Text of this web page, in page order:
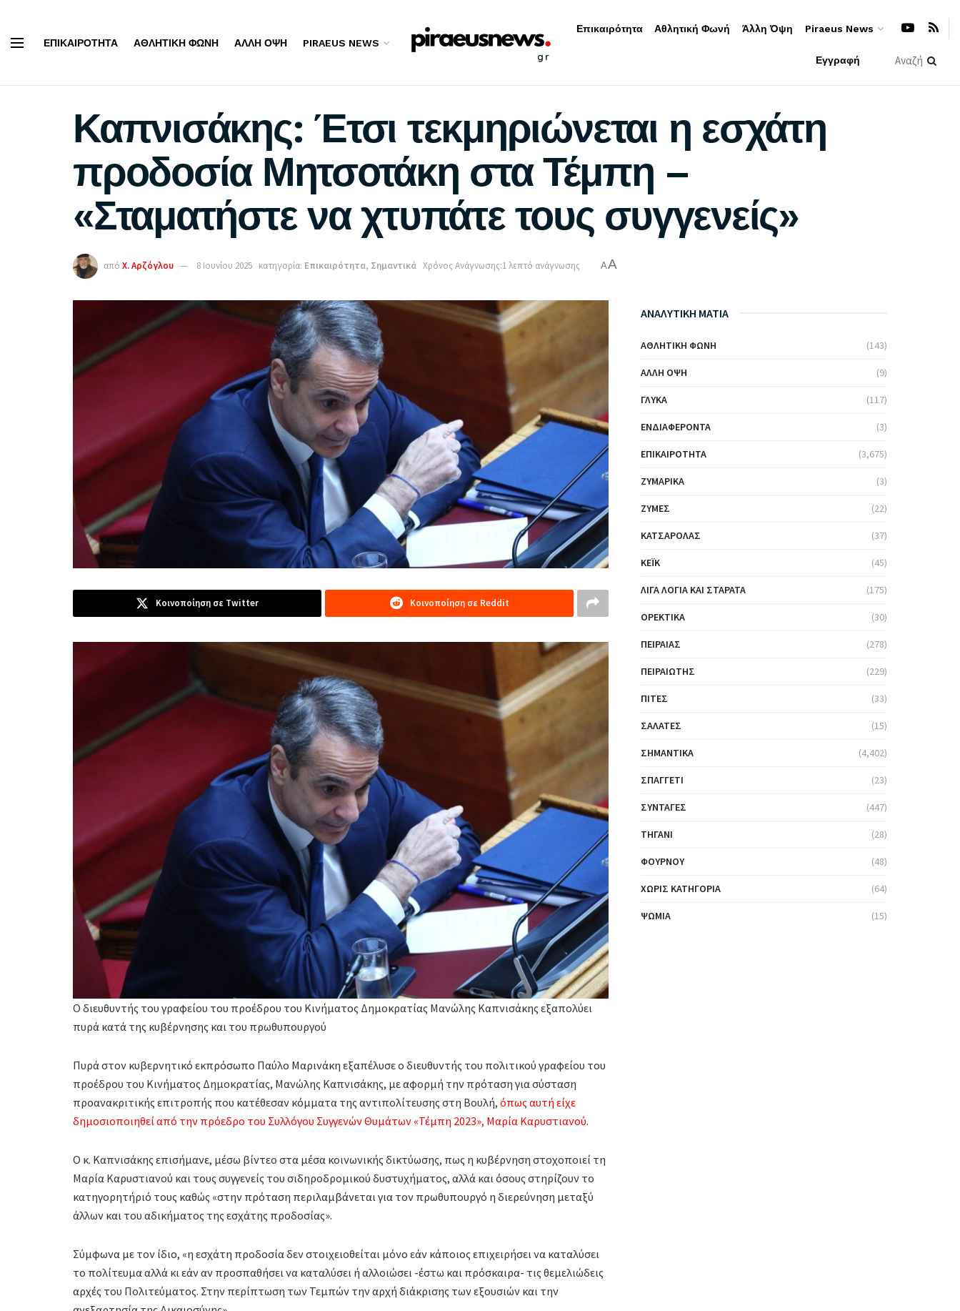
ΕΠΙΚΑΙΡΌΤΗΤΑ ΑΘΛΗΤΙΚΉ ΦΩΝΉ ΆΛΛΗ ΌΨΗ PIRAEUS NEWS
Επικαιρότητα Αθλητική Φωνή Άλλη Όψη Piraeus News
Εγγραφή
Καπνισάκης: Έτσι τεκμηριώνεται η εσχάτη
προδοσία Μητσοτάκη στα Τέμπη –
«Σταματήστε να χτυπάτε τους συγγενείς»
από Χ. Αρζόγλου 8 Ιουνίου 2025 κατηγορία: Επικαιρότητα, Σημαντικά Χρόνος Ανάγνωσης:1 λεπτό ανάγνωσης AA
Κοινοποίηση σε Twitter Κοινοποίηση σε Reddit
Ο διευθυντής του γραφείου του προέδρου του Κινήματος Δημοκρατίας Μανώλης Καπνισάκης εξαπολύει
πυρά κατά της κυβέρνησης και του πρωθυπουργού
Πυρά στον κυβερνητικό εκπρόσωπο Παύλο Μαρινάκη εξαπέλυσε ο διευθυντής του πολιτικού γραφείου του
προέδρου του Κινήματος Δημοκρατίας, Μανώλης Καπνισάκης, με αφορμή την πρόταση για σύσταση
προανακριτικής επιτροπής που κατέθεσαν κόμματα της αντιπολίτευσης στη Βουλή, όπως αυτή είχε
δημοσιοποιηθεί από την πρόεδρο του Συλλόγου Συγγενών Θυμάτων «Τέμπη 2023», Μαρία Καρυστιανού.
Ο κ. Καπνισάκης επισήμανε, μέσω βίντεο στα μέσα κοινωνικής δικτύωσης, πως η κυβέρνηση στοχοποιεί τη
Μαρία Καρυστιανού και τους συγγενείς του σιδηροδρομικού δυστυχήματος, αλλά και όσους στηρίζουν το
κατηγορητήριό τους καθώς «στην πρόταση περιλαμβάνεται για τον πρωθυπουργό η διερεύνηση μεταξύ
άλλων και του αδικήματος της εσχάτης προδοσίας».
Σύμφωνα με τον ίδιο, «η εσχάτη προδοσία δεν στοιχειοθείται μόνο εάν κάποιος επιχειρήσει να καταλύσει
το πολίτευμα αλλά κι εάν αν προσπαθήσει να καταλύσει ή αλλοιώσει -έστω και πρόσκαιρα- τις θεμελιώδεις
αρχές του Πολιτεύματος. Στην περίπτωση των Τεμπών την αρχή διάκρισης των εξουσιών και την
ΑΝΑΛΥΤΙΚΗ ΜΑΤΙΑ
ΑΘΛΗΤΙΚΉ ΦΩΝΉ (143)
ΆΛΛΗ ΌΨΗ (9)
ΓΛΥΚΆ (117)
ΕΝΔΙΑΦΈΡΟΝΤΑ (3)
ΕΠΙΚΑΙΡΌΤΗΤΑ (3,675)
ΖΥΜΑΡΙΚΆ (3)
ΖΎΜΕΣ (22)
ΚΑΤΣΑΡΌΛΑΣ (37)
ΚΈΙΚ (45)
ΛΊΓΑ ΛΌΓΙΑ ΚΑΙ ΣΤΑΡΆΤΑ (175)
ΟΡΕΚΤΙΚΆ (30)
ΠΕΙΡΑΙΆΣ (278)
ΠΕΙΡΑΙΏΤΗΣ (229)
ΠΊΤΕΣ (33)
ΣΑΛΆΤΕΣ (15)
ΣΗΜΑΝΤΙΚΆ (4,402)
ΣΠΑΓΓΈΤΙ (23)
ΣΥΝΤΑΓΈΣ (447)
ΤΗΓΆΝΙ (28)
ΦΟΎΡΝΟΥ (48)
ΧΩΡΊΣ ΚΑΤΗΓΟΡΊΑ (64)
ΨΩΜΙΆ (15)